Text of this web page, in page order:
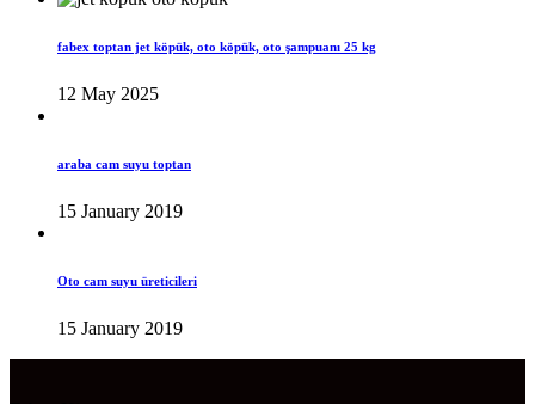
fabex toptan jet köpük, oto köpük, oto şampuanı 25 kg
12 May 2025
araba cam suyu toptan
15 January 2019
Oto cam suyu üreticileri
15 January 2019